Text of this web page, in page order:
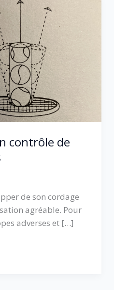
contrôle de
de son cordage
agréable. Pour
adverses et […]